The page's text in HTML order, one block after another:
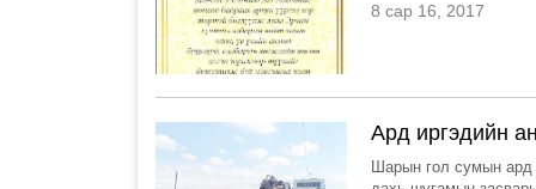
8 сар 16, 2017
Ард иргэдийн
Шарын гол сумын ард